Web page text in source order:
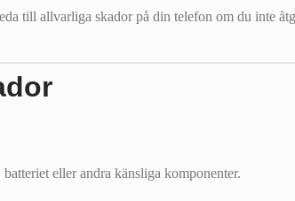
till allvarliga skador på din telefon om du inte
batteriet eller andra känsliga komponenter.